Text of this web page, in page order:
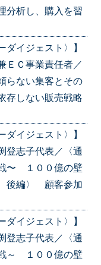
析し、購入を習
イジェスト〉】
Ｃ事業責任者／
らない集客とその
しない販売戦略
イジェスト〉】
志子代表／〈通
〜 １００億の壁
後編〉 顧客参加
イジェスト〉】
志子代表／〈通
～ １００億の壁